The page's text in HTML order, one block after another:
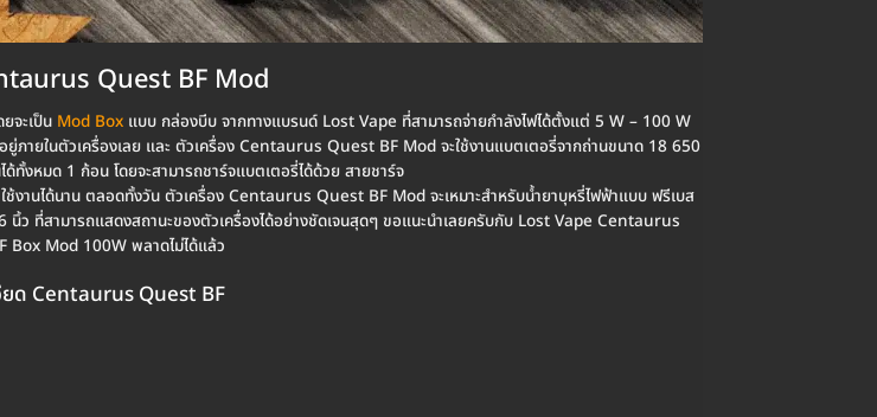
Quest BF Mod
จะเป็น Mod Box แบบ กล่องบีบ จากทางแบรนด์ Lost Vape ที่สามารถจ่ายกำลังไฟได้ตั้งแต่ 5 W – 100 W
ายในตัวเครื่องเลย และ ตัวเครื่อง Centaurus Quest BF Mod จะใช้งานแบตเตอรี่จากถ่านขนาด 18 650
ทั้งหมด 1 ก้อน โดยจะสามารถชาร์จแบตเตอรี่ได้ด้วย สายชาร์จ
งานได้นาน ตลอดทั้งวัน ตัวเครื่อง Centaurus Quest BF Mod จะเหมาะสำหรับน้ำยาบุหรี่ไฟฟ้าแบบ ฟรีเบส
ที่สามารถแสดงสถานะของตัวเครื่องได้อย่างชัดเจนสุดๆ ขอแนะนำเลยครับกับ Lost Vape Centaurus
Box Mod 100W พลาดไม่ได้แล้ว
ยด Centaurus Quest BF